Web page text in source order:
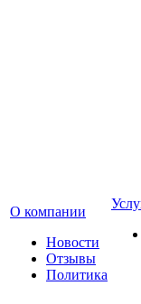
О компании
Новости
Отзывы
Политика